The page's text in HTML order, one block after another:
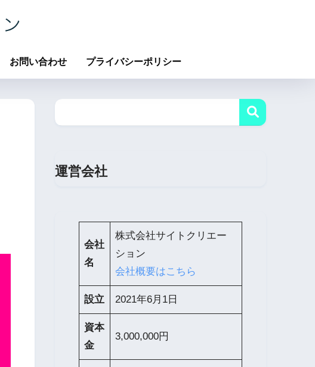
お問い合わせ プライバシーポリシー
運営会社
会社
名
株式会社サイトクリエー
ション
会社概要はこちら
設立 2021年6月1日
資本
金
3,000,000円